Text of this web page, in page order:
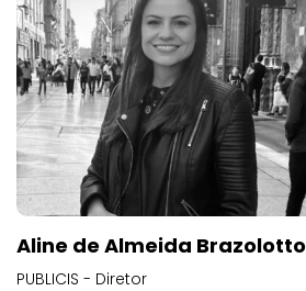
Aline de Almeida Brazolotto
PUBLICIS - Diretor